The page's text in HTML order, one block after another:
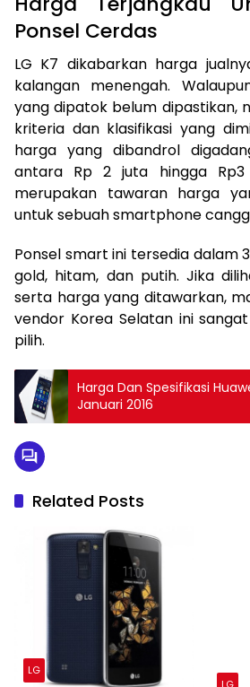
Ponsel Cerdas
LG K7 dikabarkan harga
kalangan menengah.
yang dipatok belum dipastikan,
kriteria dan klasifikasi yang
harga yang dibandrol
antara Rp 2 juta hingga Rp3
merupakan tawaran harga
untuk sebuah smartphone
Ponsel smart ini tersedia dalam
gold, hitam, dan putih. Jika
serta harga yang ditawarkan,
vendor Korea Selatan ini
pilih.
Harga Dan Spesifikasi
Januari 2016
Related Posts
LG